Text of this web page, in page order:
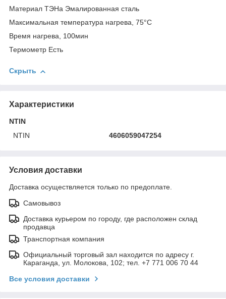
Материал ТЭНа Эмалированная сталь
Максимальная температура нагрева, 75°С
Время нагрева, 100мин
Термометр Есть
Скрыть
Характеристики
NTIN
NTIN
4606059047254
Условия доставки
Доставка осуществляется только по предоплате.
Самовывоз
Доставка курьером по городу, где расположен склад
продавца
Транспортная компания
Официальный торговый зал находится по адресу г.
Караганда, ул. Молокова, 102; тел. +7 771 006 70 44
Все условия доставки